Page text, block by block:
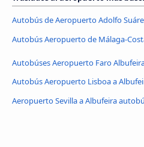
Autobús de Aeropuerto Adolfo
Autobús Aeropuerto de Málaga-
Autobúses Aeropuerto Faro
Autobús Aeropuerto Lisboa a
Aeropuerto Sevilla a Albufeira